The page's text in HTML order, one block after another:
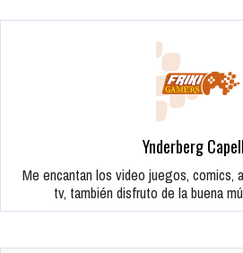
Ynderberg
Me encantan los video juegos, comics,
tv, también disfruto de la buena